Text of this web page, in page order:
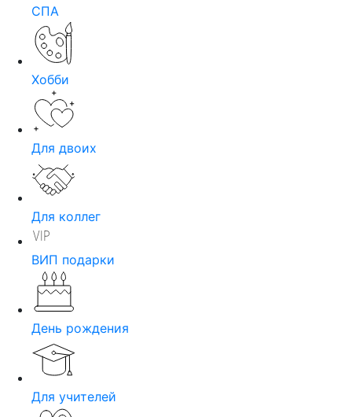
СПА
Хобби
Для двоих
Для коллег
ВИП подарки
День рождения
Для учителей